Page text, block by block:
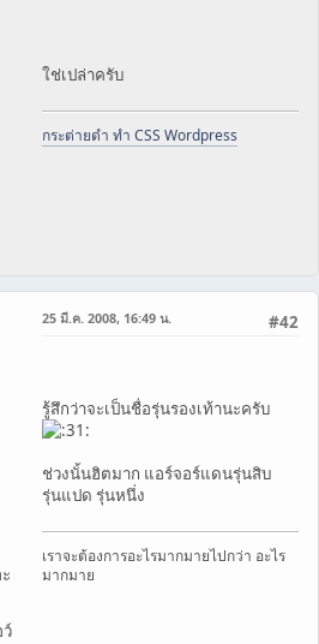
ใช่เปล่าครับ
กระต่ายดำ ทำ CSS Wordpress
#42
25 มี.ค. 2008, 16:49 น.
รู้สึกว่าจะเป็นชื่อรุ่นรองเท้านะครับ
ช่วงนั้นฮิตมาก แอร์จอร์แดนรุ่นสิบ
รุ่นแปด รุ่นหนึ่ง
เราจะต้องการอะไรมากมายไปกว่า อะไร
มากมาย